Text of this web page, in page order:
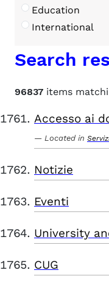
Education
International
Search
96837 items
Accesso ai
Located in
Notizie
Eventi
University
CUG